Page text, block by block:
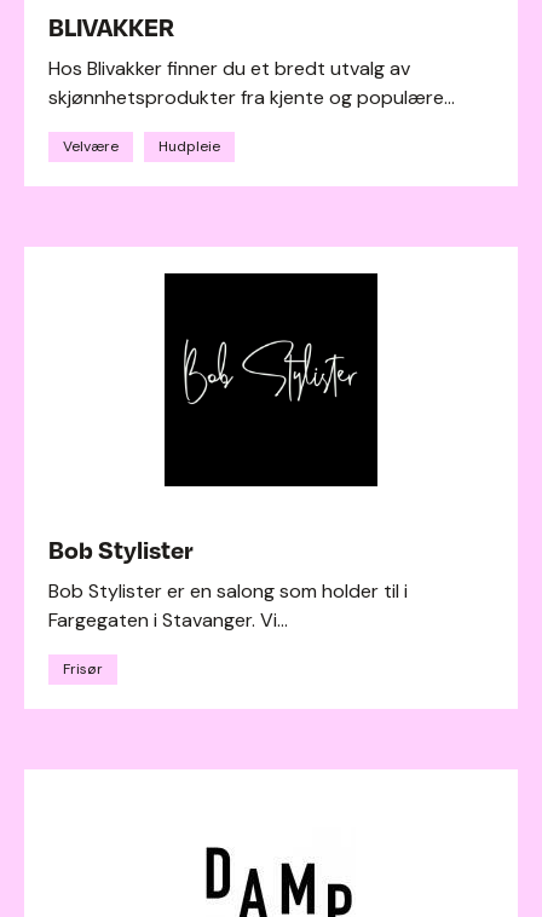
BLIVAKKER
Hos Blivakker finner du et bredt utvalg av
skjønnhetsprodukter fra kjente og populære...
Velvære Hudpleie
Bob Stylister
Bob Stylister er en salong som holder til i
Fargegaten i Stavanger. Vi...
Frisør